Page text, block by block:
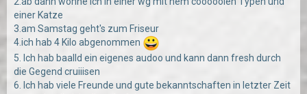
einer Katze
3.am Samstag geht's zum Friseur
4.ich hab 4 Kilo abgenommen
5. Ich hab baalld ein eigenes audoo und kann dann fresh durch
die Gegend cruiiisen
6. Ich hab viele Freunde und gute bekanntschaften in letzter Zeit